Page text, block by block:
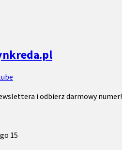
i odbierz darmowy numer!
15